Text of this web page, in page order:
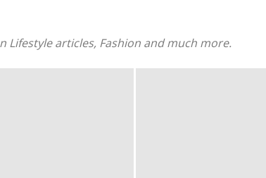
articles, Fashion and much more.